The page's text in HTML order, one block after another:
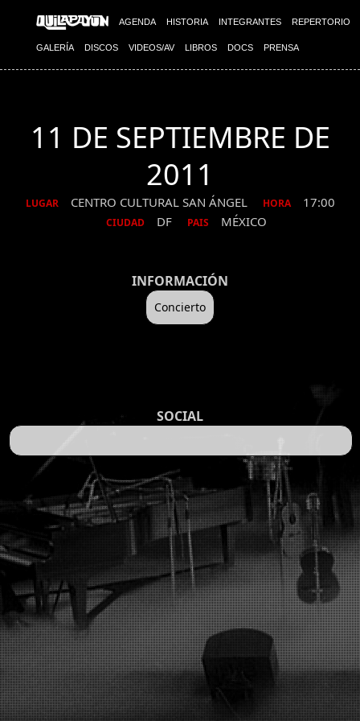
AGENDA HISTORIA INTEGRANTES REPERTORIO
GALERÍA DISCOS VIDEOS/AV LIBROS DOCS PRENSA
11 DE SEPTIEMBRE DE
2011
LUGAR CENTRO CULTURAL SAN ÁNGEL HORA 17:00
CIUDAD DF PAIS MÉXICO
INFORMACIÓN
Concierto
SOCIAL